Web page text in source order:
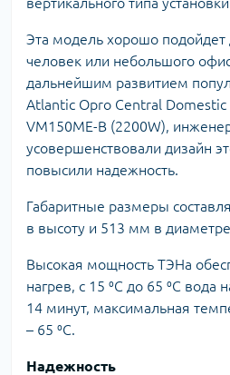
Эта модель хорошо подойдет
человек или небольшого
дальнейшим развитием
Atlantic Opro Central Domestic
VM150ME-B (2200W),
усовершенствовали дизайн
повысили надежность.
Габаритные размеры
в высоту и 513 мм в
Высокая мощность ТЭНа
нагрев, с 15 ⁰C до 65 ⁰C вода
14 минут, максимальная
– 65 ⁰C.
Надежность